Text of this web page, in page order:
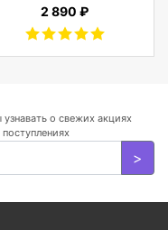
винтажный стиль,
современный
комфорт, и защиту
или DJI Mavic и пр.
2 890 ₽
о свежих акциях
>